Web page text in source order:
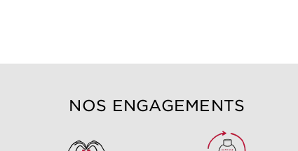
NOS ENGAGEMENTS